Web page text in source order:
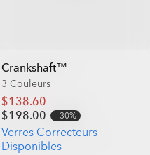
Crankshaft™
3 Couleurs
$138.60
$198.00
30%
Verres Correcteurs
Disponibles